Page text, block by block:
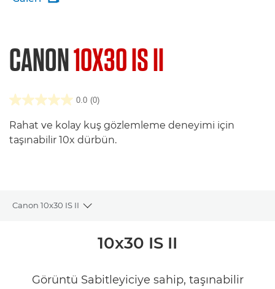
CANON10X30 IS II
0.0 (0)
Rahat ve kolay kuş gözlemleme deneyimi için
taşınabilir 10x dürbün.
Canon 10x30 IS II
Toggle breadcrumbs
10x30 IS II
Görüntü Sabitleyiciye sahip, taşınabilir